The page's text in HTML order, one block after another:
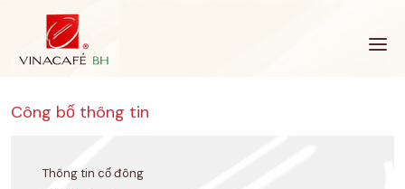
Công bố thông tin
Thông tin cổ đông